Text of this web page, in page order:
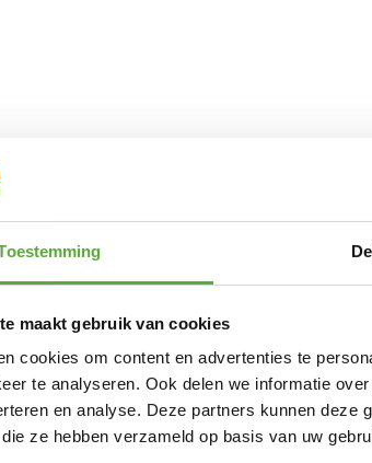
maakt gebruik van cookies
cookies om content en advertenties te
te analyseren. Ook delen we informatie
en analyse. Deze partners kunnen deze
ze hebben verzameld op basis van uw